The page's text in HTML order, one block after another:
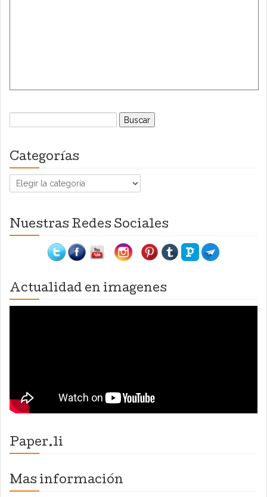
Buscar:
Categorías
Categorías
Nuestras Redes Sociales
Actualidad en imagenes
Paper.li
Mas información